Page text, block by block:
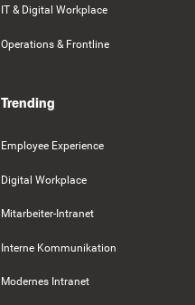
IT & Digital Workplace
Operations & Frontline
Trending
Employee Experience
Digital Workplace
Mitarbeiter-Intranet
Interne Kommunikation
Modernes Intranet